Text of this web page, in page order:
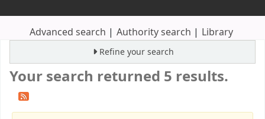
Advanced search Authority search Library
Refine your search
Your search returned 5 results.